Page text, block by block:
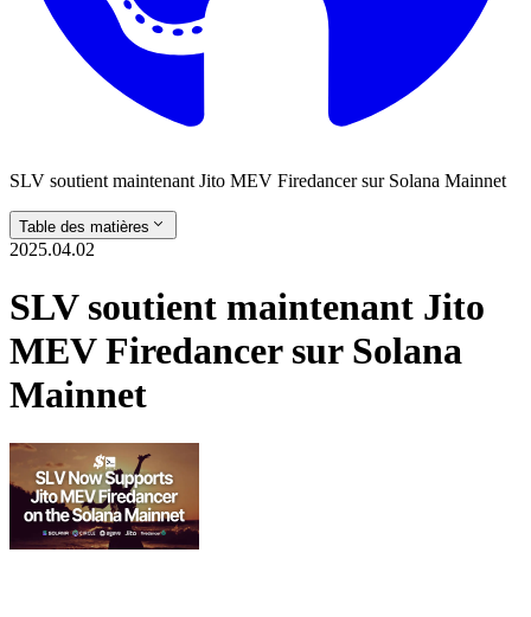
SLV soutient maintenant Jito MEV Firedancer sur Solana Mainnet
Table des matières
2025.04.02
SLV soutient maintenant Jito
MEV Firedancer sur Solana
Mainnet